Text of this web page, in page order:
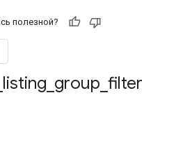
полезной?
listing group filter